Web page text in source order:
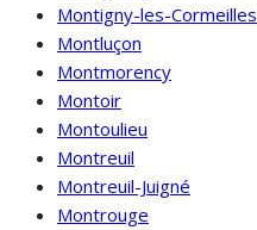
Montigny-les-Cormeilles
Montluçon
Montmorency
Montoir
Montoulieu
Montreuil
Montreuil-Juigné
Montrouge